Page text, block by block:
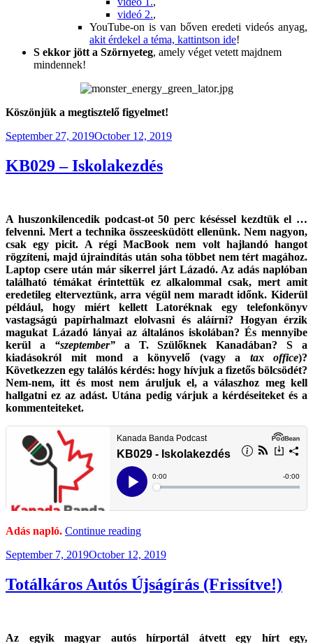
videó 2.,
YouTube-on is van bőven eredeti videós anyag,
akit érdekel a téma, kattintson ide!
S ekkor jött a Szörnyeteg, amely véget vetett majdnem
mindennek!
Köszönjük a megtisztelő figyelmet!
Posted
September 27, 2019October 12, 2019
KB029 – Iskolakezdés
A huszonkilencedik podcast-ot 50 perc késéssel kezdtük el …
felvenni. Mert a technika összeesküdött ellenünk. Nem nagyon,
csak egy picit. A régi MacBook nem volt hajlandó hangot
rögzíteni, majd újraindítás után soha többet nem tért magához.
Laptop csere után már sikerrel járt Lázadó. Az adás naplóban
található témákat érintettük ez alkalommal csak, mert amit
eredetileg elterveztünk, arra végül nem maradt időnk. Kiderül
például, hogy miért kellett Latoréknak egy telefonkönyv
vastagságú papírhalmazt elolvasni és aláírni? Hogyan érzik
magukat Lázadó lányai az általános iskolában? És mennyibe
kerül a “szeptember”a T. Szülőknek Kanadában? S a
kiadásokról mit mond a könyvelő (vagy a tax office)?
Következzen egy találós kérdés: hogy hívjuk a fizetős bölcsödét?
Nem-nem, itt és most nem áruljuk el, a válaszhoz meg kell
hallgatni ez az adást. Utána pedig várjuk a kérdéseiteket és a
kommenteiteket.
Adás napló. Continue reading“KB029
Iskolakezdés”
Posted
September 7, 2019October 12, 2019
Totálkáros Autós Újságírás (Frissítve!)
Az egyik magyar autós hírportál átvett egy hírt egy,